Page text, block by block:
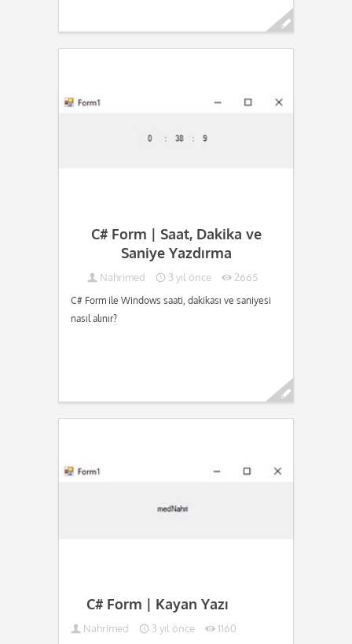
C# Form | Saat, Dakika ve
Saniye Yazdırma
Nahrimed 3 yıl önce 2665
C# Form ile Windows saati, dakikası ve saniyesi
nasıl alınır?
C# Form | Kayan Yazı
Nahrimed 3 yıl önce 1160